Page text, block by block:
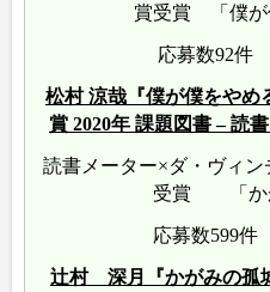
賞受賞 「僕が
応募数92件
松村 涼哉『僕が僕をやめ
賞 2020年 課題図書 – 読
読書メーター×ダ・ヴィ
受賞 「か
応募数599
辻村 深月『かがみの孤